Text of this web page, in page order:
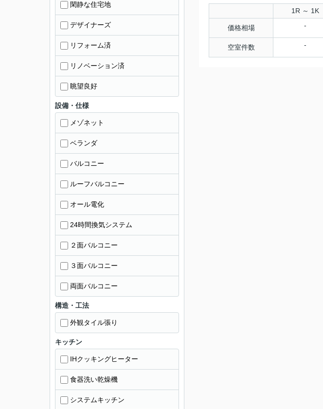
1R ～ 1K
価格相場 -
空室件数 -
閑静な住宅地
デザイナーズ
リフォーム済
リノベーション済
眺望良好
設備・仕様
メゾネット
ベランダ
バルコニー
ルーフバルコニー
オール電化
24時間換気システム
２面バルコニー
３面バルコニー
両面バルコニー
構造・工法
外観タイル張り
キッチン
IHクッキングヒーター
食器洗い乾燥機
システムキッチン